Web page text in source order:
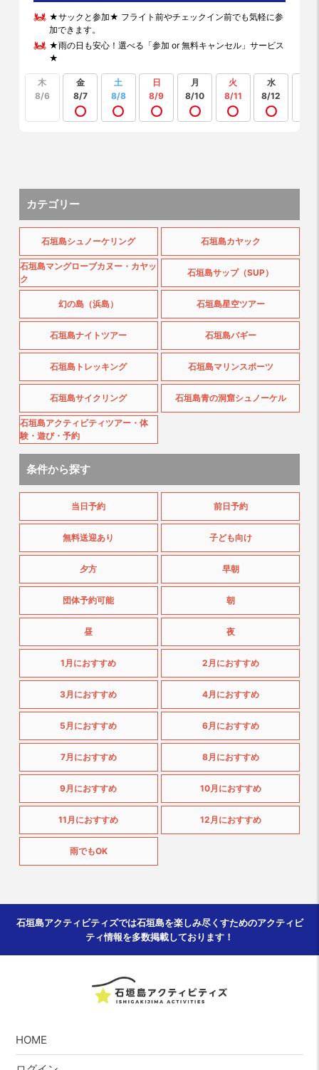
★サックと参加★ フライト前やチェックイン前でも気軽に参
加できます。
★雨の日も安心！選べる「参加 or 無料キャンセル」サービス
★
木
8/6
金
8/7
土
8/8
日
8/9
月
8/10
火
8/11
水
8/12
カテゴリー
石垣島シュノーケリング 石垣島カヤック
石垣島マングローブカヌー・カヤッ
ク
石垣島サップ（SUP）
幻の島（浜島） 石垣島星空ツアー
石垣島ナイトツアー 石垣島バギー
石垣島トレッキング 石垣島マリンスポーツ
石垣島サイクリング 石垣島青の洞窟シュノーケル
石垣島アクティビティツアー・体
験・遊び・予約
条件から探す
当日予約 前日予約
無料送迎あり 子ども向け
夕方 早朝
団体予約可能 朝
昼 夜
1月におすすめ 2月におすすめ
3月におすすめ 4月におすすめ
5月におすすめ 6月におすすめ
7月におすすめ 8月におすすめ
9月におすすめ 10月におすすめ
11月におすすめ 12月におすすめ
雨でもOK
石垣島アクティビティズでは石垣島を楽しみ尽くすためのアクティビ
ティ情報を多数掲載しております！
HOME